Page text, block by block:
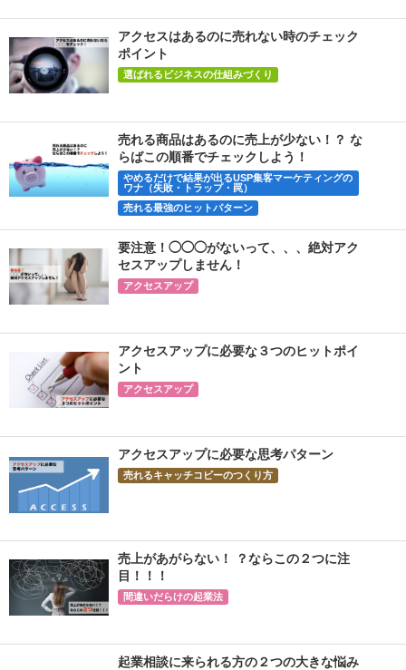
アクセスはあるのに売れない時のチェック
ポイント
選ばれるビジネスの仕組みづくり
売れる商品はあるのに売上が少ない！？ な
らばこの順番でチェックしよう！
やめるだけで結果が出るUSP集客マーケティングの
ワナ（失敗・トラップ・罠）
売れる最強のヒットパターン
要注意！◯◯◯がないって、、、絶対アク
セスアップしません！
アクセスアップ
アクセスアップに必要な３つのヒットポイ
ント
アクセスアップ
アクセスアップに必要な思考パターン
売れるキャッチコビーのつくり方
売上があがらない！ ？ならこの２つに注
目！！！
間違いだらけの起業法
起業相談に来られる方の２つの大きな悩み